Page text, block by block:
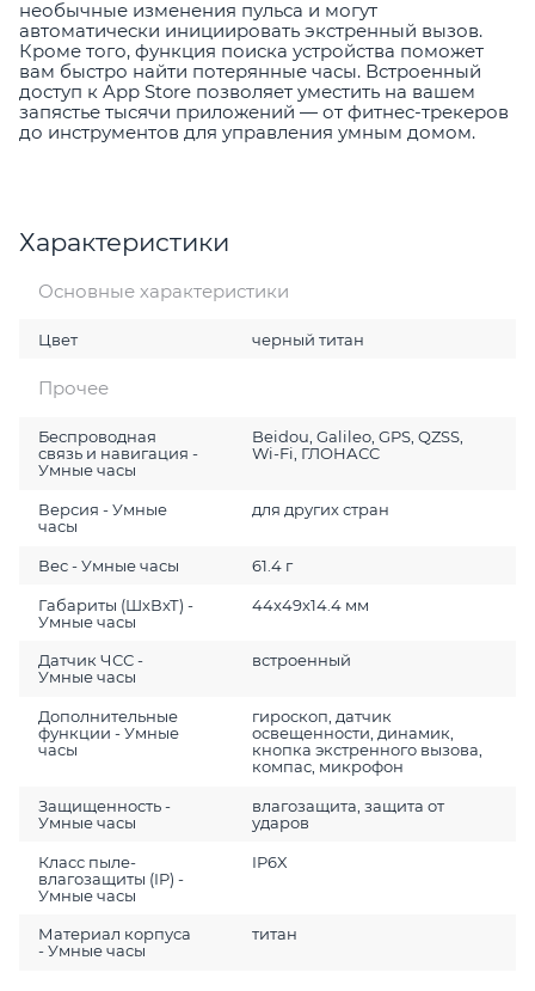
необычные изменения пульса и могут
автоматически инициировать экстренный вызов.
Кроме того, функция поиска устройства поможет
вам быстро найти потерянные часы. Встроенный
доступ к App Store позволяет уместить на вашем
запястье тысячи приложений — от фитнес-трекеров
до инструментов для управления умным домом.
Характеристики
Основные характеристики
Цвет черный титан
Прочее
Беспроводная
связь и навигация -
Умные часы
Beidou, Galileo, GPS, QZSS,
Wi-Fi, ГЛОНАСC
Версия - Умные
часы
для других стран
Вес - Умные часы 61.4 г
Габариты (ШхВхТ) -
Умные часы
44x49x14.4 мм
Датчик ЧСС -
Умные часы
встроенный
Дополнительные
функции - Умные
часы
гироскоп, датчик
освещенности, динамик,
кнопка экстренного вызова,
компас, микрофон
Защищенность -
Умные часы
влагозащита, защита от
ударов
Класс пыле-
влагозащиты (IP) -
Умные часы
IP6X
Материал корпуса
- Умные часы
титан